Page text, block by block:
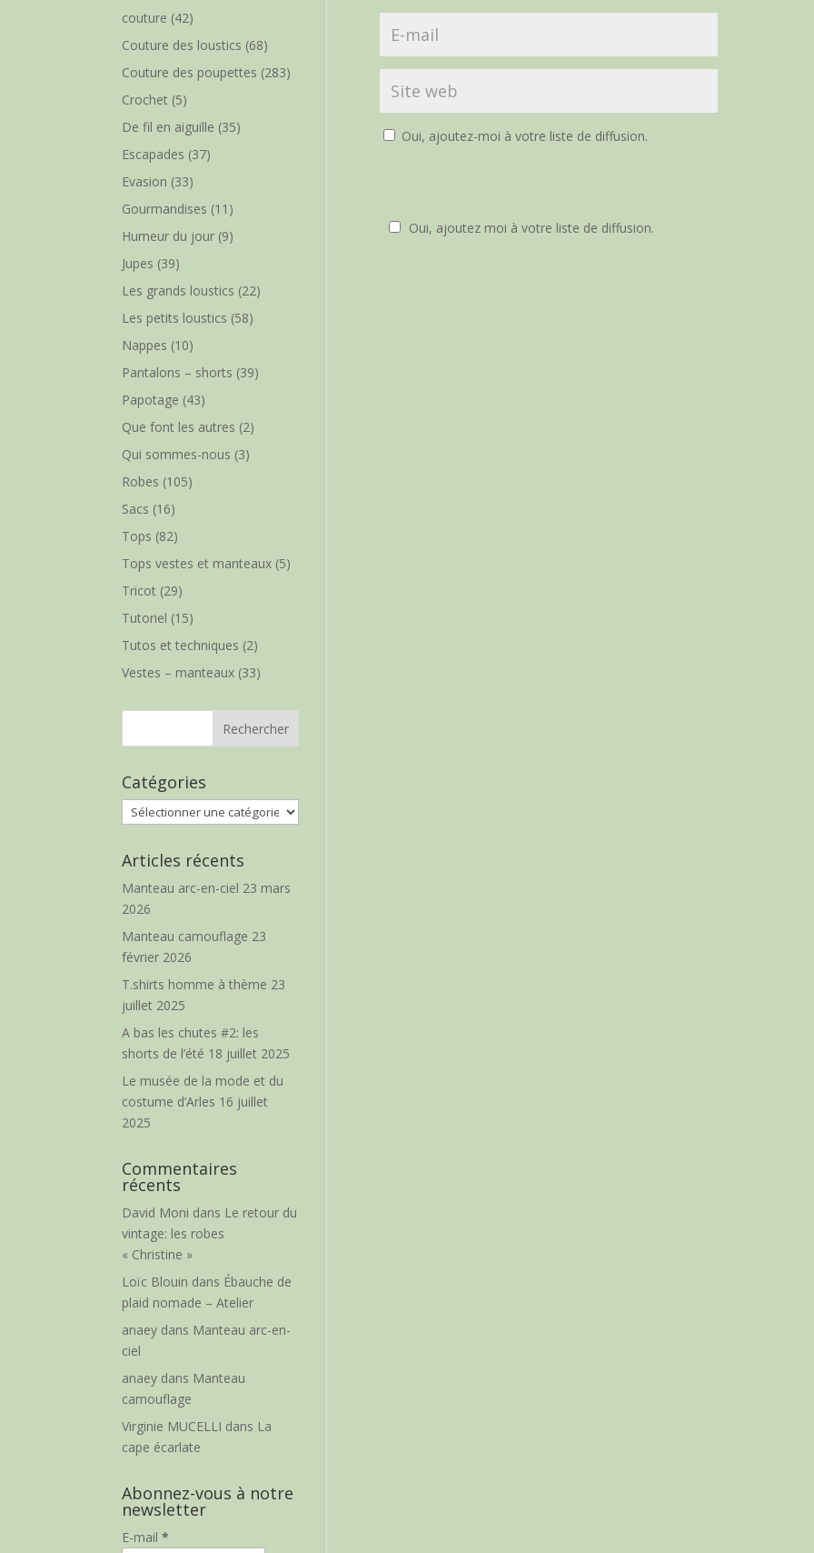
Oui, ajoutez-moi à votre liste de diffusion.
Oui, ajoutez moi à votre liste de diffusion.
couture (42)
Couture des loustics (68)
Couture des poupettes (283)
Crochet (5)
De fil en aiguille (35)
Escapades (37)
Evasion (33)
Gourmandises (11)
Humeur du jour (9)
Jupes (39)
Les grands loustics (22)
Les petits loustics (58)
Nappes (10)
Pantalons – shorts (39)
Papotage (43)
Que font les autres (2)
Qui sommes-nous (3)
Robes (105)
Sacs (16)
Tops (82)
Tops vestes et manteaux (5)
Tricot (29)
Tutoriel (15)
Tutos et techniques (2)
Vestes – manteaux (33)
Catégories
Catégories
Articles récents
Manteau arc-en-ciel 23 mars
2026
Manteau camouflage 23
février 2026
T.shirts homme à thème 23
juillet 2025
A bas les chutes #2: les
shorts de l’été 18 juillet 2025
Le musée de la mode et du
costume d’Arles 16 juillet
2025
Commentaires
récents
David Moni dans Le retour du
vintage: les robes
« Christine »
Loïc Blouin dans Ébauche de
plaid nomade – Atelier
anaey dans Manteau arc-en-
ciel
anaey dans Manteau
camouflage
Virginie MUCELLI dans La
cape écarlate
Abonnez-vous à notre
newsletter
E-mail*